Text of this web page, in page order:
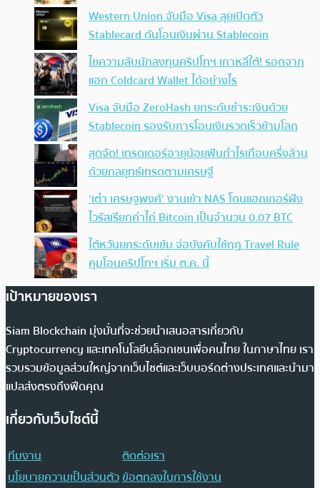
Western Union จับมือ Visa ลุยเปิดตัว
Stablecard ดันโอนเงินผ่าน Stablecoin
ไขความลับนักลงทุนคริปโทฯ เกาหลีใต้! รอดจาก
แฮก Coldcard Wallet ได้อย่างไร
Visa จับมือ ZeroHash ยกระดับชำระเงินด้วย
Stablecoin รองรับการโอนเงินรวดเร็วข้ามโลก
สุดจัด! เทรดเดอร์อายุน้อยฟันกำไรเกือบครึ่งล้าน
ด้วยกลยุทธ์เทรดตามเศรษฐี
‘เต๋า เศรษฐพงศ์’ งานเข้า NAS โดนแฮกเกอร์ฝัง
ไวรัสเรียกค่าไถ่ Bitcoin เป็นจำนวน 0.07 BTC
ไต้หวันยกระดับเข้ม จ่อบังคับใช้กฏ Travel Rule
คุมโอนคริปโทฯ เริ่ม ต.ค. นี้
เป้าหมายของเรา
Siam Blockchain มุ่งมั่นที่จะช่วยนำเสนอสารเกี่ยวกับ
Cryptocurrency และเทคโนโลยีบล็อกเชนเพื่อคนไทย ในภาษาไทย เรา
รวบรวมข้อมูลส่วนใหญ่จากเว็บไซต์และเว็บบอร์ดต่างประเทศและนำมา
แปลส่งตรงถึงฟีดคุณ
เกี่ยวกับเว็บไซต์นี้
ทีมงาน
ติดต่อเรา
นโยบายความเป็นส่วนตัวข้อตกลงในการใช้งาน